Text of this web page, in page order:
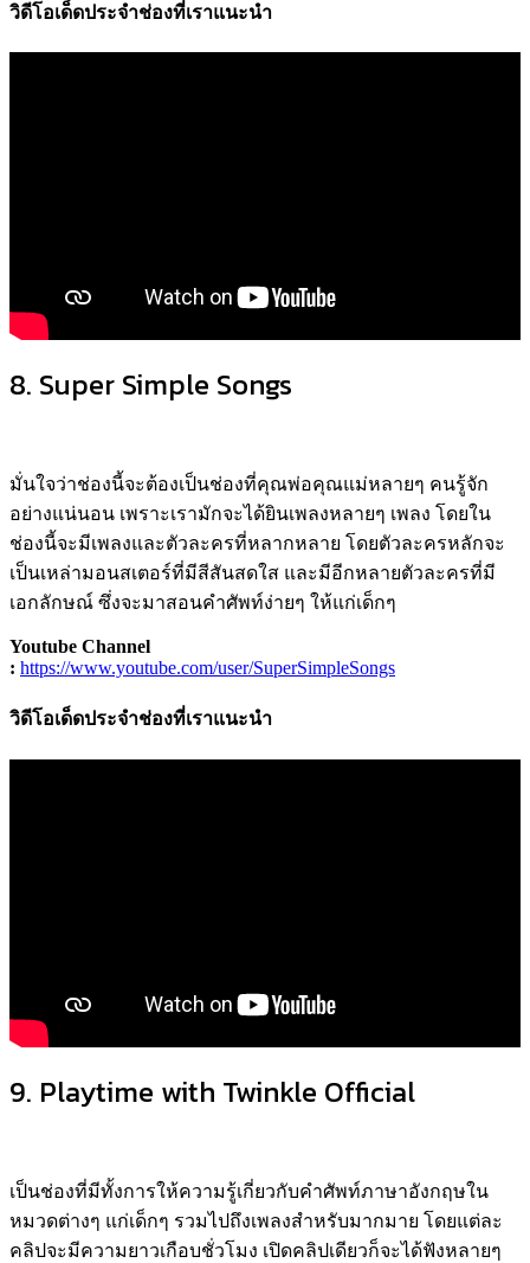
วิดีโอเด็ดประจำช่องที่เราแนะนำ
8. Super Simple Songs
มั่นใจว่าช่องนี้จะต้องเป็นช่องที่คุณพ่อคุณแม่หลายๆ คนรู้จัก
อย่างแน่นอน เพราะเรามักจะได้ยินเพลงหลายๆ เพลง โดยใน
ช่องนี้จะมีเพลงและตัวละครที่หลากหลาย โดยตัวละครหลักจะ
เป็นเหล่ามอนสเตอร์ที่มีสีสันสดใส และมีอีกหลายตัวละครที่มี
เอกลักษณ์ ซึ่งจะมาสอนคำศัพท์ง่ายๆ ให้แก่เด็กๆ
Youtube Channel
: https://www.youtube.com/user/SuperSimpleSongs
วิดีโอเด็ดประจำช่องที่เราแนะนำ
9. Playtime with Twinkle Official
เป็นช่องที่มีทั้งการให้ความรู้เกี่ยวกับคำศัพท์ภาษาอังกฤษใน
หมวดต่างๆ แก่เด็กๆ รวมไปถึงเพลงสำหรับมากมาย โดยแต่ละ
คลิปจะมีความยาวเกือบชั่วโมง เปิดคลิปเดียวก็จะได้ฟังหลายๆ